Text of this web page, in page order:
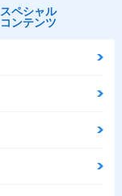
スペシャル
コンテンツ